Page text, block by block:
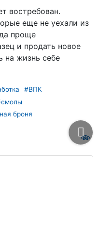
востребован.
еще не уехали из
проще
и продать новое
на жизнь себе
#ВПК
броня